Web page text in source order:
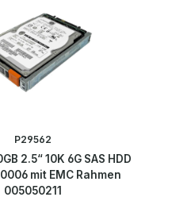
P29562
2.5“ 10K 6G SAS HDD
mit EMC Rahmen
005050211